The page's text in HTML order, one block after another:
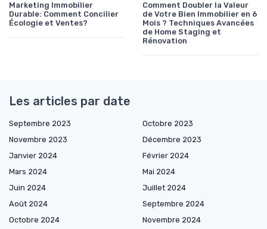
Marketing Immobilier
Durable: Comment Concilier
Écologie et Ventes?
Comment Doubler la Valeur
de Votre Bien Immobilier en 6
Mois ? Techniques Avancées
de Home Staging et
Rénovation
Les articles par date
Septembre 2023
Octobre 2023
Novembre 2023
Décembre 2023
Janvier 2024
Février 2024
Mars 2024
Mai 2024
Juin 2024
Juillet 2024
Août 2024
Septembre 2024
Octobre 2024
Novembre 2024